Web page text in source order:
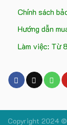
Chính sách
Hướng dẫn
Làm việc: Từ
Copyright 2024